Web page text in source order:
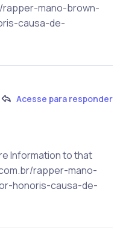
mano-brown-
causa-de-
Acesse para responder
Information to that
rapper-mano-
honoris-causa-de-